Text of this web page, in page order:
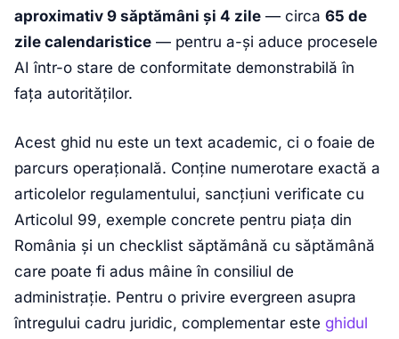
aproximativ 9 săptămâni și 4 zile — circa 65 de
zile calendaristice — pentru a-și aduce procesele
AI într-o stare de conformitate demonstrabilă în
fața autorităților.
Acest ghid nu este un text academic, ci o foaie de
parcurs operațională. Conține numerotare exactă a
articolelor regulamentului, sancțiuni verificate cu
Articolul 99, exemple concrete pentru piața din
România și un checklist săptămână cu săptămână
care poate fi adus mâine în consiliul de
administrație. Pentru o privire evergreen asupra
întregului cadru juridic, complementar este ghidul